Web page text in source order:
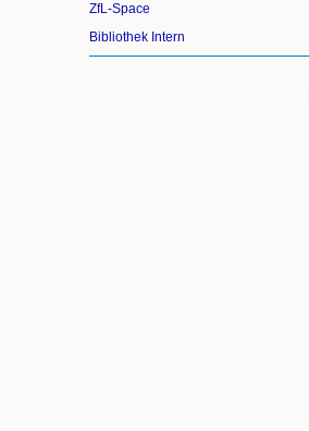
ZfL-Space
Bibliothek Intern